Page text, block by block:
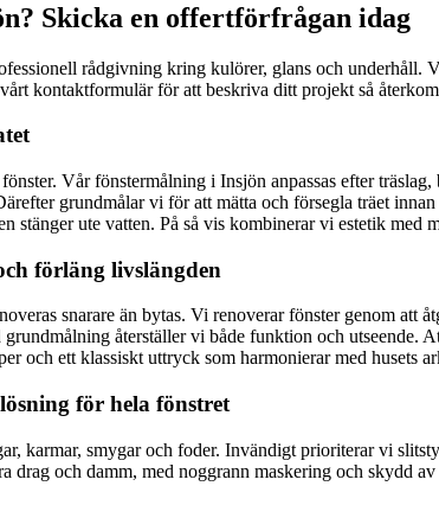
Skicka en offertförfrågan idag
rådgivning kring kulörer, glans och underhåll.
kontaktformulär för att beskriva ditt projekt så
Vår fönstermålning i Insjön anpassas efter
grundmålar vi för att mätta och försegla träet
stänger ute vatten. På så vis kombinerar vi estetik med
förläng livslängden
snarare än bytas. Vi renoverar fönster genom att
återställer vi både funktion och utseende.
och ett klassiskt uttryck som harmonierar med husets
för hela fönstret
karmar, smygar och foder. Invändigt prioriterar vi
och damm, med noggrann maskering och skydd